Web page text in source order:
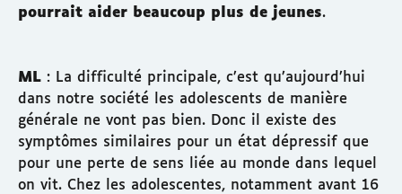
pourrait aider beaucoup plus de jeunes.
ML : La difficulté principale, c’est qu’aujourd’hui
dans notre société les adolescents de manière
générale ne vont pas bien. Donc il existe des
symptômes similaires pour un état dépressif que
pour une perte de sens liée au monde dans lequel
on vit. Chez les adolescentes, notamment avant 16